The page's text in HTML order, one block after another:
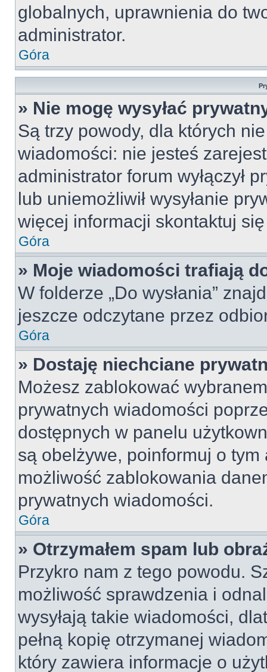
globalnych, uprawnienia do
administrator.
Góra
» Nie mogę wysyłać
Są trzy powody, dla których
wiadomości: nie jesteś
administrator forum wyłączył
lub uniemożliwił wysyłanie
więcej informacji skontaktuj
Góra
» Moje wiadomości trafiają
W folderze „Do wysłania”
jeszcze odczytane przez
Góra
» Dostaję niechciane
Możesz zablokować
prywatnych wiadomości
dostępnych w panelu
są obelżywe, poinformuj o
możliwość zablokowania
prywatnych wiadomości.
Góra
» Otrzymałem spam lub
Przykro nam z tego powodu.
możliwość sprawdzenia i
wysyłają takie wiadomości,
pełną kopię otrzymanej
który zawiera informacje o